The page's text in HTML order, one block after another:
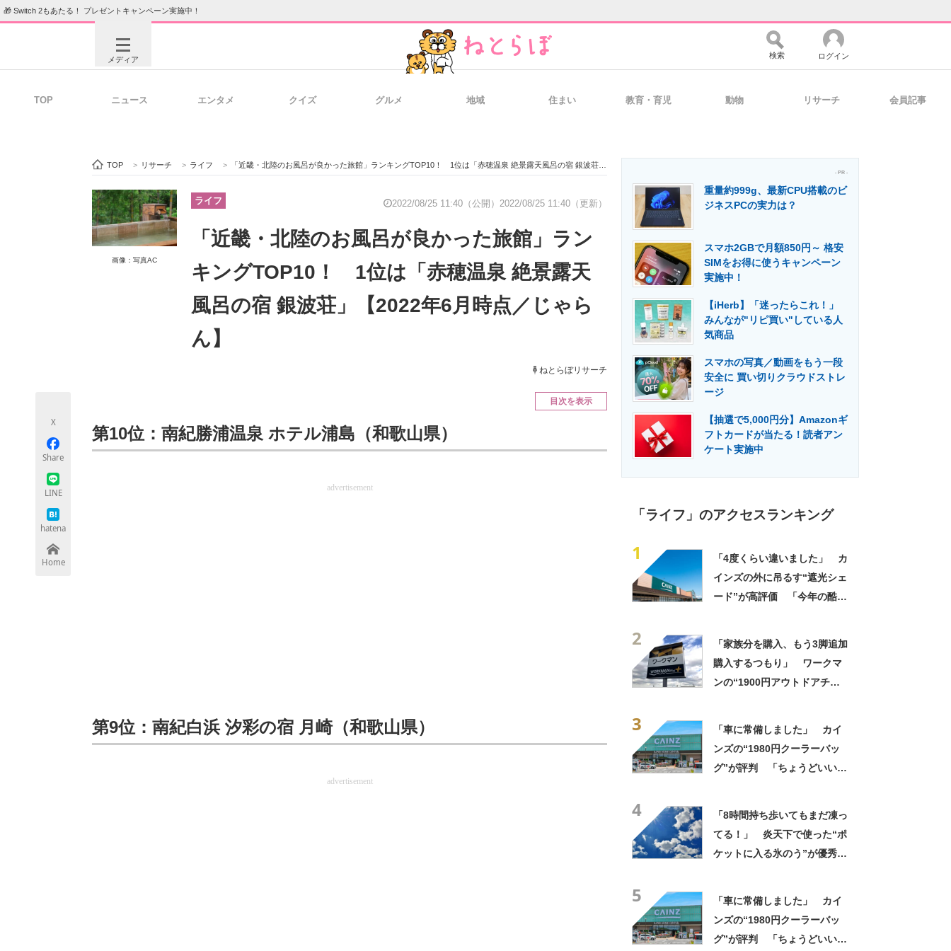
🎁 Switch 2もあたる！ プレゼントキャンペーン実施中！
メディア
ビジネスと働き方のヒント 経営リーダーのコミュニティ マーケ×ITの今がよく分かる
ITエンジニア向け専門サイト IT製品の技術・比較・事例 製造業のIT導入・活用を支援
モノづくり技術者専門サイト エネルギーの専門メディア 建設×テクノロジーの最前線
検索 ログイン
TOP ニュース エンタメ クイズ グルメ 地域 住まい 教育・育児 動物 リサーチ 会員記事
TOP > リサーチ > ライフ > 「近畿・北陸のお風呂が良かった旅館」ランキングTOP10！ 1位は「赤穂温泉 絶景露天風呂の宿 銀波荘」【2022年6月時点／じゃらん】
画像：写真AC
ライフ 2022/08/25 11:40（公開） 2022/08/25 11:40（更新）
「近畿・北陸のお風呂が良かった旅館」ラン
キングTOP10！ 1位は「赤穂温泉 絶景露天
風呂の宿 銀波荘」【2022年6月時点／じゃら
ん】
ねとらぼリサーチ
X
Share
LINE
hatena
Home
目次を表示
第10位：南紀勝浦温泉 ホテル浦島（和歌山県）
advertisement
第9位：南紀白浜 汐彩の宿 月崎（和歌山県）
advertisement
- PR -
重量約999g、最新CPU搭載のビ
ジネスPCの実力は？
スマホ2GBで月額850円～ 格安
SIMをお得に使うキャンペーン
実施中！
【iHerb】「迷ったらこれ！」
みんなが"リピ買い"している人
気商品
スマホの写真／動画をもう一段
安全に 買い切りクラウドストレ
ージ
【抽選で5,000円分】Amazonギ
フトカードが当たる！読者アン
ケート実施中
「ライフ」のアクセスランキング
1
「4度くらい違いました」 カ
インズの外に吊るす“遮光シェ
ード”が高評価 「今年の酷暑
2
「家族分を購入、もう3脚追加
購入するつもり」 ワークマ
ンの“1900円アウトドアチェ
3
「車に常備しました」 カイ
ンズの“1980円クーラーバッ
グ”が評判 「ちょうどいい大
4
「8時間持ち歩いてもまだ凍っ
てる！」 炎天下で使った“ポ
ケットに入る氷のう”が優秀す
5
「車に常備しました」 カイ
ンズの“1980円クーラーバッ
グ”が評判 「ちょうどいい大